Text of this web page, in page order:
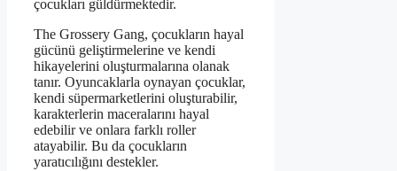
çocukları güldürmektedir.
The Grossery Gang, çocukların hayal
gücünü geliştirmelerine ve kendi
hikayelerini oluşturmalarına olanak
tanır. Oyuncaklarla oynayan çocuklar,
kendi süpermarketlerini oluşturabilir,
karakterlerin maceralarını hayal
edebilir ve onlara farklı roller
atayabilir. Bu da çocukların
yaratıcılığını destekler.